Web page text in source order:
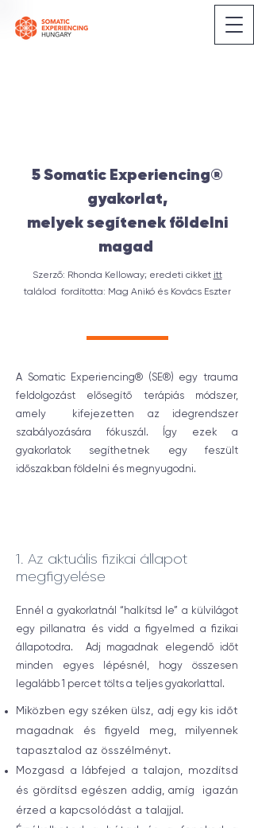
5 Somatic Experiencing®
gyakorlat,
melyek segítenek földelni
magad
Szerző: Rhonda Kelloway; eredeti cikket itt
találod fordította: Mag Anikó és Kovács Eszter
A Somatic Experiencing® (SE®) egy trauma
feldolgozást elősegítő terápiás módszer,
amely kifejezetten az idegrendszer
szabályozására fókuszál. Így ezek a
gyakorlatok segíthetnek egy feszült
időszakban földelni és megnyugodni.
1. Az aktuális fizikai állapot
megfigyelése
Ennél a gyakorlatnál “halkítsd le” a külvilágot
egy pillanatra és vidd a figyelmed a fizikai
állapotodra. Adj magadnak elegendő időt
minden egyes lépésnél, hogy összesen
legalább 1 percet tölts a teljes gyakorlattal.
Miközben egy széken ülsz, adj egy kis időt
magadnak és figyeld meg, milyennek
tapasztalod az összélményt.
Mozgasd a lábfejed a talajon, mozdítsd
és gördítsd egészen addig, amíg igazán
érzed a kapcsolódást a talajjal.